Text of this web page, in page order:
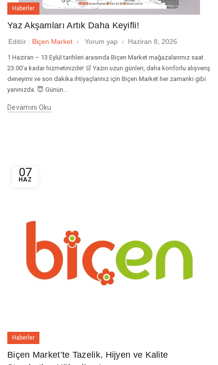
Haberler
Yaz Akşamları Artık Daha Keyifli!
Editör : Biçen Market Yorum yap Haziran 8, 2026
1 Haziran – 13 Eylül tarihleri arasında Biçen Market mağazalarımız saat
23.00’a kadar hizmetinizde! 🛒 Yazın uzun günleri, daha konforlu alışveriş
deneyimi ve son dakika ihtiyaçlarınız için Biçen Market her zamanki gibi
yanınızda. 😇 Günün...
Devamını Oku
07
HAZ
Haberler
Biçen Market’te Tazelik, Hijyen ve Kalite